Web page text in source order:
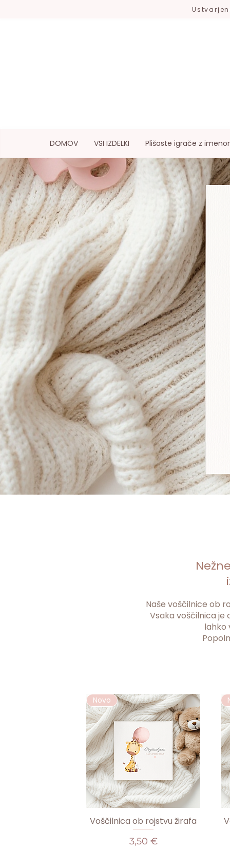
DOMOV VSI IZDELKI Plišaste igrače z
Naše voščilnice ob
Vsaka voščilnica je
lahko
Novo
Voščilnica ob rojstvu žirafa
Cena
3,50 €